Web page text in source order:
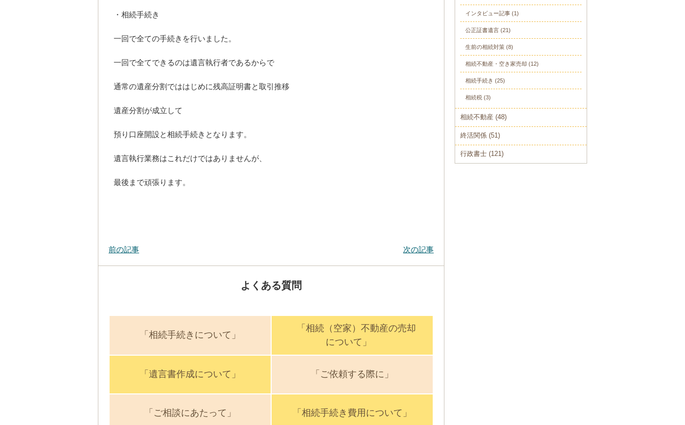
・相続手続き
一回で全ての手続きを行いました。
一回で全てできるのは遺言執行者であるからで
通常の遺産分割でははじめに残高証明書と取引推移
遺産分割が成立して
預り口座開設と相続手続きとなります。
遺言執行業務はこれだけではありませんが、
最後まで頑張ります。
前の記事 次の記事
よくある質問
「相続手続きについて」
「相続（空家）不動産の売却
について」
「遺言書作成について」 「ご依頼する際に」
「ご相談にあたって」 「相続手続き費用について」
インタビュー記事 (1)
公正証書遺言 (21)
生前の相続対策 (8)
相続不動産・空き家売却 (12)
相続手続き (25)
相続税 (3)
相続不動産 (48)
終活関係 (51)
行政書士 (121)